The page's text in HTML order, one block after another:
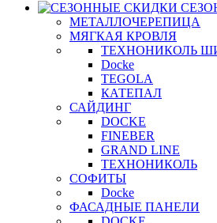
МЕТАЛЛОЧЕРЕПИЦА
МЯГКАЯ КРОВЛЯ
ТЕХНОНИКОЛЬ
Docke
TEGOLA
КАТЕПАЛ
САЙДИНГ
DOCKE
FINEBER
GRAND LINE
ТЕХНОНИКОЛЬ
СОФИТЫ
Docke
ФАСАДНЫЕ ПАНЕЛИ